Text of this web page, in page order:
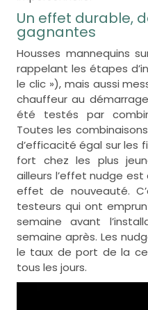
Un effet durable,
gagnantes
Housses mannequins
rappelant les étapes
le clic »), mais aussi
chauffeur au
été testés par
Toutes les
d’efficacité égal sur les
fort chez les plus
ailleurs l’effet nudge
effet de nouveauté.
testeurs qui ont
semaine avant
semaine après. Les
le taux de port de la
tous les jours.